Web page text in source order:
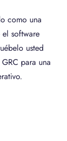
como una
software
usted
para una